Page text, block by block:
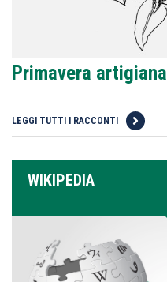
Primavera artigiana
LEGGI TUTTI I RACCONTI
WIKIPEDIA